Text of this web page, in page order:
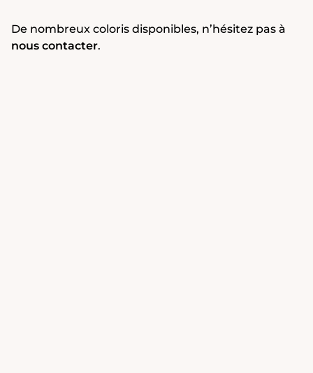
De nombreux coloris disponibles, n’hésitez pas à
nous contacter.